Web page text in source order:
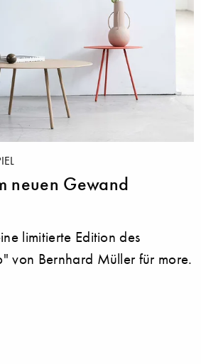
neuen Gewand
limitierte Edition des
von Bernhard Müller für more.